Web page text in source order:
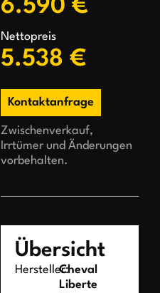
6.590 €
Nettopreis
5.538 €
Kontaktanfrage
Zwischenverkauf,
Irrtümer und Änderungen
vorbehalten.
Übersicht
Hersteller:Cheval
Liberte